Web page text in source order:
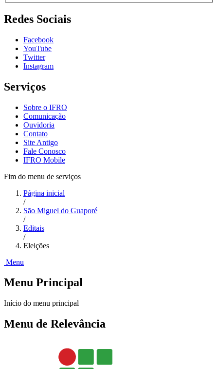
Redes Sociais
Facebook
YouTube
Twitter
Instagram
Serviços
Sobre o IFRO
Comunicação
Ouvidoria
Contato
Site Antigo
Fale Conosco
IFRO Mobile
Fim do menu de serviços
Página inicial
/
São Miguel do Guaporé
/
Editais
/
Eleições
Menu
Menu Principal
Início do menu principal
Menu de Relevância